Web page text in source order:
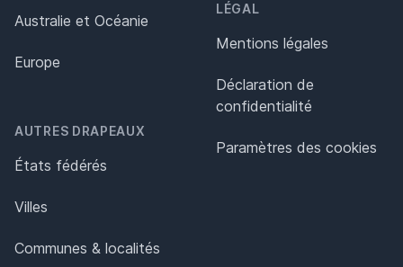
Australie et Océanie
Europe
AUTRES DRAPEAUX
États fédérés
Villes
Communes & localités
LÉGAL
Mentions légales
Déclaration de
confidentialité
Paramètres des cookies